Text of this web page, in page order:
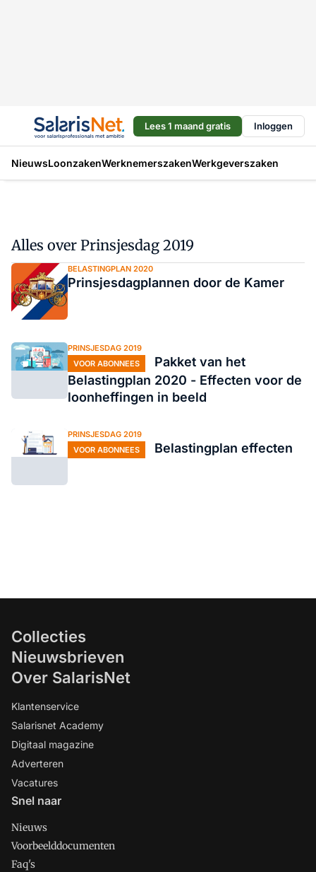
Lees 1 maand gratis Inloggen
NieuwsLoonzakenWerknemerszakenWerkgeverszaken
Alles over Prinsjesdag 2019
BELASTINGPLAN 2020
Prinsjesdagplannen door de Kamer
PRINSJESDAG 2019
VOOR ABONNEES
Pakket van het
Belastingplan 2020 - Effecten voor de
loonheffingen in beeld
PRINSJESDAG 2019
VOOR ABONNEES
Belastingplan effecten
Collecties
Nieuwsbrieven
Over SalarisNet
Klantenservice
Salarisnet Academy
Digitaal magazine
Adverteren
Vacatures
Snel naar
Nieuws
Voorbeelddocumenten
Faq's